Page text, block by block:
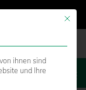
Mit
ihnen sind
und Ihre